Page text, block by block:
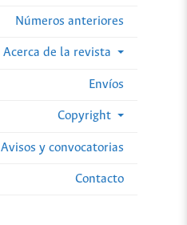
Números anteriores
Acerca de la revista
Envíos
Copyright
Avisos y convocatorias
Contacto